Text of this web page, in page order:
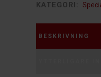
KATEGORI:
BESKRIVNING